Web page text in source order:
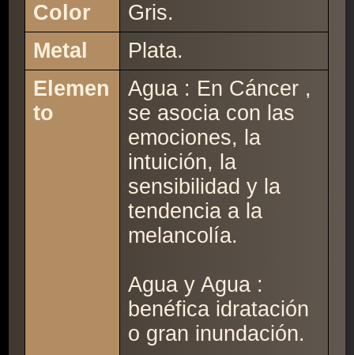
Color
Gris.
Metal
Plata.
Elemen
to
Agua : En Cáncer ,
se asocia con las
emociones, la
intuición, la
sensibilidad y la
tendencia a la
melancolía.
Agua y Agua :
benéfica idratación
o gran inundación.